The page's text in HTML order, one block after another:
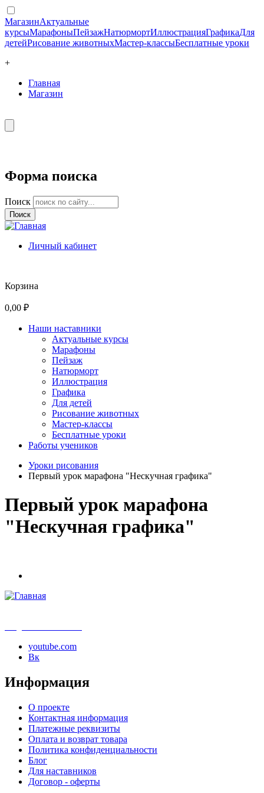
МагазинАктуальные
курсыМарафоныПейзажНатюрмортИллюстрацияГрафикаДля
детейРисование животныхМастер-классыБесплатные уроки
+
Главная
Магазин
Форма поиска
Поиск
Личный кабинет
Корзина
0,00 ₽
Наши наставники
Актуальные курсы
Марафоны
Пейзаж
Натюрморт
Иллюстрация
Графика
Для детей
Рисование животных
Мастер-классы
Бесплатные уроки
Работы учеников
Уроки рисования
Первый урок марафона "Нескучная графика"
Первый урок марафона
"Нескучная графика"
youtube.com
Вк
Информация
О проекте
Контактная информация
Платежные реквизиты
Оплата и возврат товара
Политика конфиденциальности
Блог
Для наставников
Договор - оферты